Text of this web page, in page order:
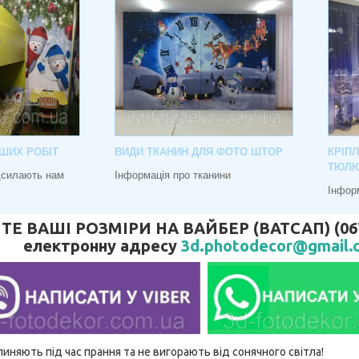
РОБІТ
нам
ВИДИ ТКАНИН ДЛЯ ФОТО ШТОР
Інформація про тканини
ВАШІ РОЗМІРИ НА ВАЙБЕР (ВАТСАП) (067)
електронну адресу
під час прання та не вигорають від сонячного світла!